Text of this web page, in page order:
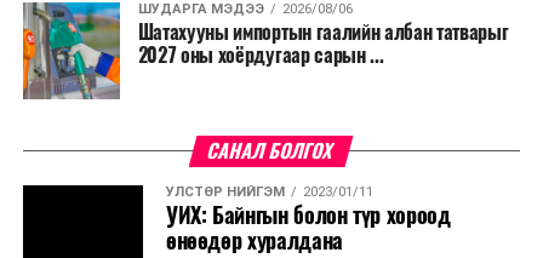
байдал хэвийн болсон тохиолдолд эдгээр
хязгаарлалтыг үе шаттайгаар сулруулах юм.
ШУДАРГА МЭДЭЭ 2026/08/06
Шатахууны импортын гаалийн албан татварыг
2027 оны хоёрдугаар сарын ...
САНАЛ БОЛГОХ
УЛСТӨР НИЙГЭМ 2023/01/11
УИХ: Байнгын болон түр хороод
өнөөдөр хуралдана